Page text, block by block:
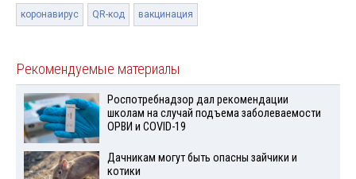
коронавирус QR-код вакцинация
Рекомендуемые материалы
Роспотребнадзор дал рекомендации
школам на случай подъема заболеваемости
ОРВИ и COVID-19
Дачникам могут быть опасны зайчики и
котики